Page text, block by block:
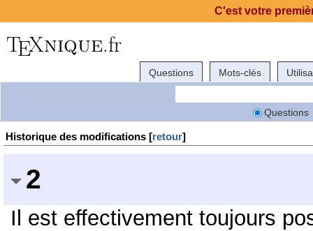
Questions Mots-clés
Questions
Historique des modifications [retour]
2
Il est effectivement toujours
C'est votre